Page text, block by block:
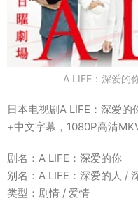
A LIFE：深爱的
日本电视剧A LIFE：深爱
+中文字幕，1080P高清
剧名：A LIFE：深爱的你
别名：A LIFE：深爱的人 /
类型：剧情 / 爱情